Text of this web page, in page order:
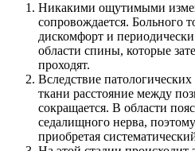
Никакими ощутимыми
сопровождается. Больного
дискомфорт и
области спины, которые
проходят.
Вследствие
ткани расстояние между
сокращается. В области
седалищного нерва,
приобретая